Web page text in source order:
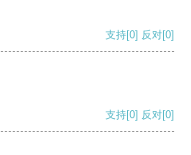
支持[0] 反对[0]
支持[0] 反对[0]